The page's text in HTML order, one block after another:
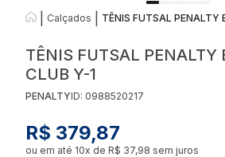
Calçados TÊNIS FUTSAL PENALTY
TÊNIS FUTSAL PENALTY
CLUB Y-1
PENALTYID: 0988520217
R$ 379,87
ou em até 10x de R$ 37,98 sem juros